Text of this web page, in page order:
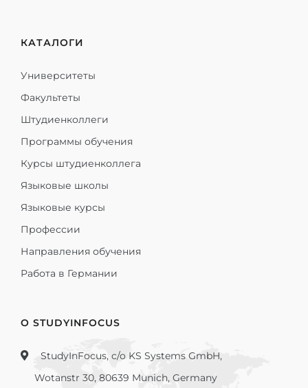
КАТАЛОГИ
Университеты
Факультеты
Штудиенколлеги
Программы обучения
Курсы штудиенколлега
Языковые школы
Языковые курсы
Профессии
Направления обучения
Работа в Германии
О STUDYINFOCUS
StudyInFocus, c/o KS Systems GmbH,
Wotanstr 30, 80639 Munich, Germany